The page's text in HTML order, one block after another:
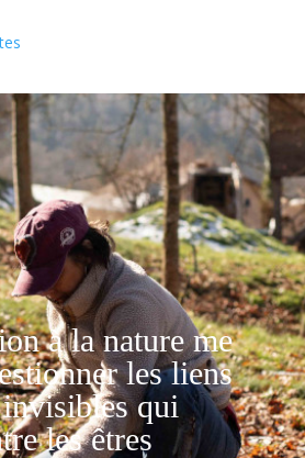
à la nature me
les liens
qui
les êtres